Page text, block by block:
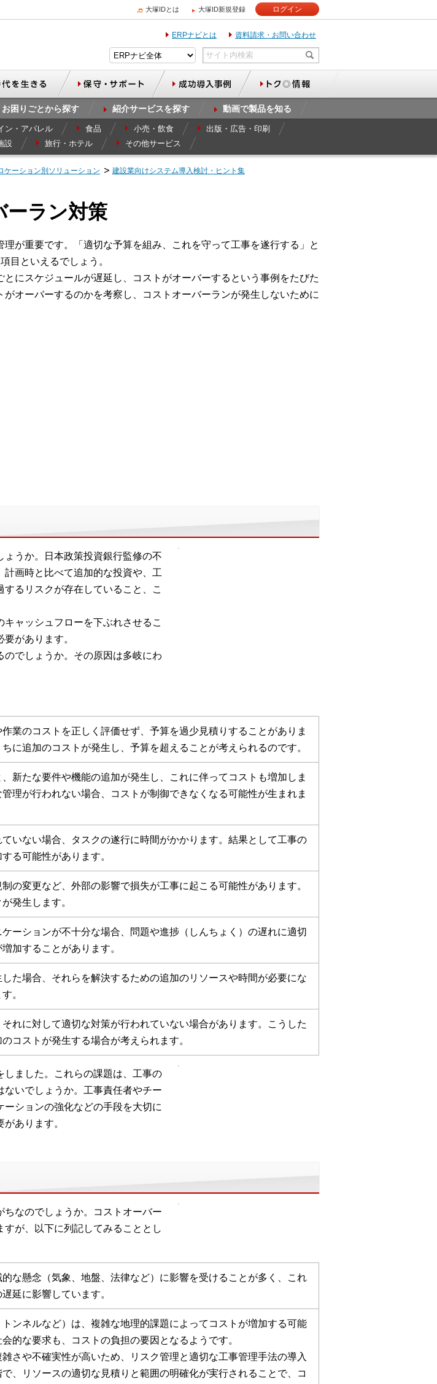
大塚IDとは 大塚ID新規登録 ログイン
ERPナビとは 資料請求・お問い合わせ
お困りごとから探す 紹介サービスを探す 動画で製品を知る
ン・アパレル 食品 小売・飲食
出版・広告・印刷
設 旅行・ホテル その他サービス
ケーション別ソリューション
建設業向けシステム導入検討・ヒント集
ーラン対策
が重要です。「適切な予算を組み、これを守って工事を遂行する」と
目といえるでしょう。
にスケジュールが遅延し、コストがオーバーするという事例をたびた
オーバーするのかを考察し、コストオーバーランが発生しないために
うか。日本政策投資銀行監修の不
画時と比べて追加的な投資や、工
るリスクが存在していること、こ
ャッシュフローを下ぶれさせるこ
があります。
でしょうか。その原因は多岐にわ
業のコストを正しく評価せず、予算を過少見積りすることがありま
に追加のコストが発生し、予算を超えることが考えられるのです。
新たな要件や機能の追加が発生し、これに伴ってコストも増加しま
理が行われない場合、コストが制御できなくなる可能性が生まれま
いない場合、タスクの遂行に時間がかかります。結果として工事の
る可能性があります。
の変更など、外部の影響で損失が工事に起こる可能性があります。
発生します。
ーションが不十分な場合、問題や進捗（しんちょく）の遅れに適切
加することがあります。
た場合、それらを解決するための追加のリソースや時間が必要にな
。
れに対して適切な対策が行われていない場合があります。こうした
コストが発生する場合が考えられます。
しました。これらの課題は、工事の
いでしょうか。工事責任者やチー
ションの強化などの手段を大切に
あります。
なのでしょうか。コストオーバー
が、以下に列記してみることとし
な懸念（気象、地盤、法律など）に影響を受けることが多く、これ
延に影響しています。
ンネルなど）は、複雑な地理的課題によってコストが増加する可能
的な要求も、コストの負担の要因となるようです。
さや不確実性が高いため、リスク管理と適切な工事管理手法の導入
、リソースの適切な見積りと範囲の明確化が実行されることで、コ